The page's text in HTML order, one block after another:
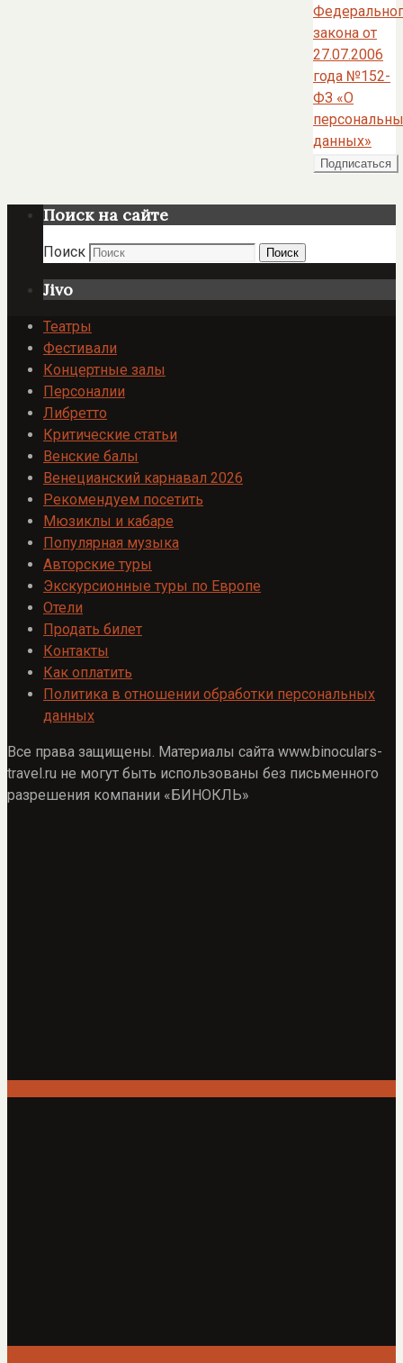
закона от
27.07.2006
года №152-
ФЗ «О
данных»
Поиск на сайте
Поиск Поиск
Jivo
Театры
Фестивали
Концертные залы
Персоналии
Либретто
Критические статьи
Венские балы
Венецианский карнавал 2026
Рекомендуем посетить
Мюзиклы и кабаре
Популярная музыка
Авторские туры
Экскурсионные туры по Европе
Отели
Продать билет
Контакты
Как оплатить
Политика в отношении обработки персональных
данных
Все права защищены. Материалы сайта www.binoculars-
travel.ru не могут быть использованы без письменного
разрешения компании «БИНОКЛЬ»